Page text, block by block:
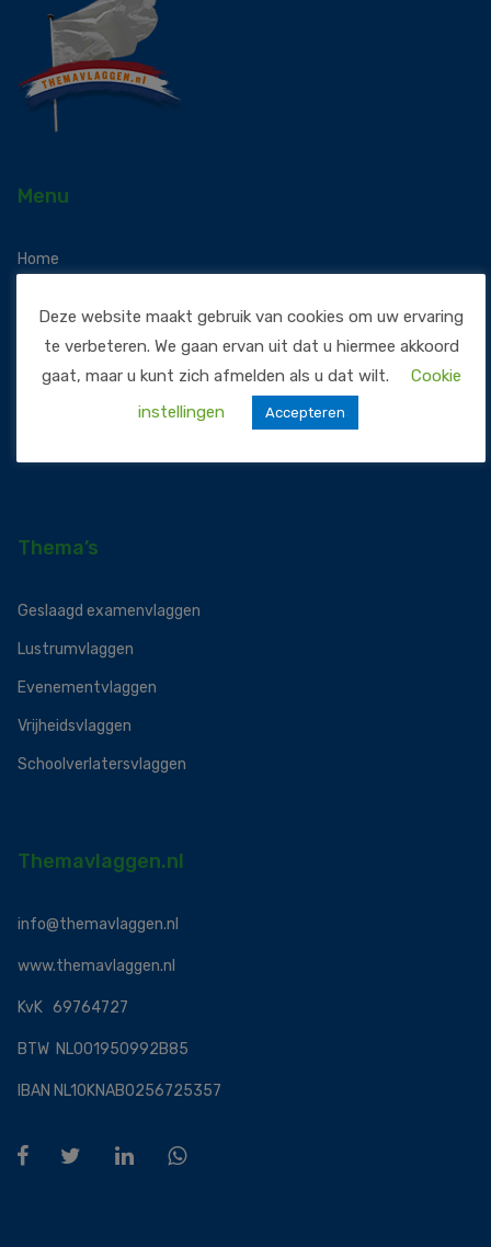
Menu
Home
Thema’s
Vlagzoeker
Thema’s
Geslaagd examenvlaggen
Lustrumvlaggen
Evenementvlaggen
Vrijheidsvlaggen
Schoolverlatersvlaggen
Themavlaggen.nl
info@themavlaggen.nl
www.themavlaggen.nl
KvK 69764727
BTW NL001950992B85
IBAN NL10KNAB0256725357
Deze website maakt gebruik van cookies om uw ervaring
te verbeteren. We gaan ervan uit dat u hiermee akkoord
gaat, maar u kunt zich afmelden als u dat wilt.
Cookie
instellingen
Accepteren